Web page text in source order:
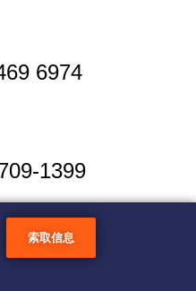
6974
1399
索取信息
金化的铝
合金化的铝
钢铁特性
金。